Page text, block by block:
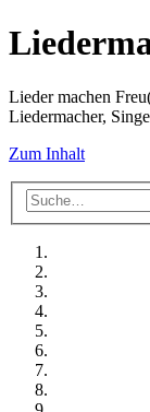
Lieder machen
Liedermacher,
Zum Inhalt